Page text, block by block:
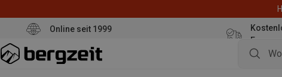
Online seit 1999
Euro